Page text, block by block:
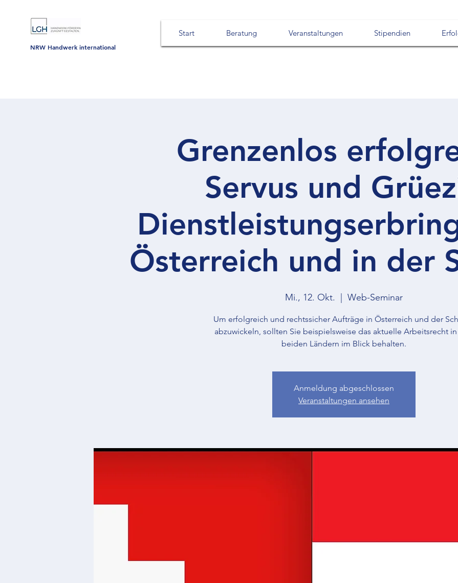
NRW Handwerk international
Start Beratung Veranstaltungen Stipendien
Grenzenlos
Servus und
Österreich und in der
Mi., 12. Okt. Web-Seminar
Um erfolgreich und rechtssicher Aufträge in Österreich und der
abzuwickeln, sollten Sie beispielsweise das aktuelle Arbeitsrecht
beiden Ländern im Blick behalten.
Anmeldung abgeschlossen
Veranstaltungen ansehen